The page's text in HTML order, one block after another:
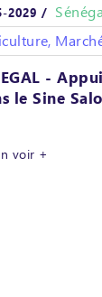
2029 /
-
le Sine
voir +